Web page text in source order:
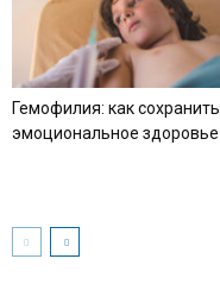
Гемофилия: как сохранить
эмоциональное здоровье